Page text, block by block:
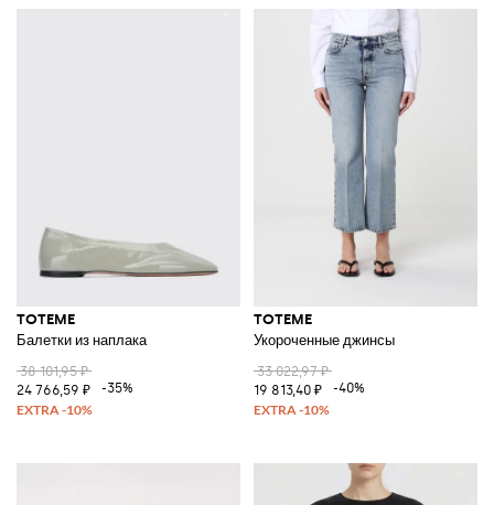
TOTEME
Балетки из наплака
38 101,95 ₽
24 766,59 ₽
-35%
TOTEME
Укороченные джинсы
33 022,97 ₽
19 813,40 ₽
-40%